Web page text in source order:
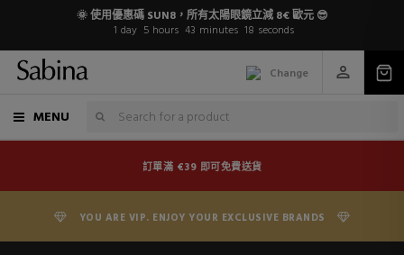
🌞 使用優惠碼 SUN8，所有太陽眼鏡立減 8€ 歐元 😎
1 day 5 hours 43 minutes 18 seconds
Change
MENU
訂單滿 €39 即可免費送貨
YOU ARE VIP. ENJOY YOUR EXCLUSIVE BRANDS